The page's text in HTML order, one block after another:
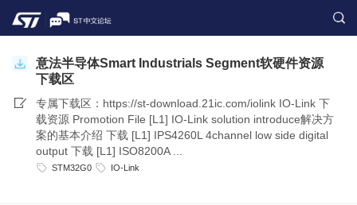
意法半导体Smart Industrials Segment软硬件资源
下载区
专属下载区：https://st-download.21ic.com/iolink IO-Link 下
载资源 Promotion File [L1] IO-Link solution introduce解决方
案的基本介绍 下载 [L1] IPS4260L 4channel low side digital
output 下载 [L1] ISO8200A ...
STM32G0 IO-Link